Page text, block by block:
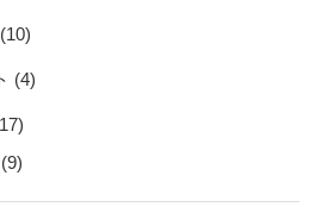
(10)
(4)
(9)